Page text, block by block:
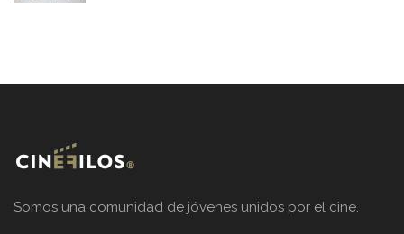
Somos una comunidad de jóvenes unidos por el cine.